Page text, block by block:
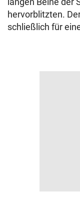
hervorblitzten.
schließlich für